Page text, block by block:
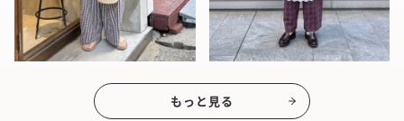
もっと見る